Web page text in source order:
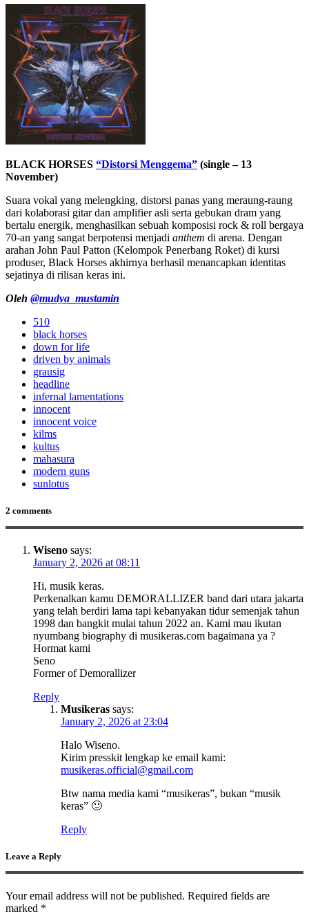
BLACK HORSES “Distorsi Menggema” (single – 13
November)
Suara vokal yang melengking, distorsi panas yang meraung-raung
dari kolaborasi gitar dan amplifier asli serta gebukan dram yang
bertalu energik, menghasilkan sebuah komposisi rock & roll bergaya
70-an yang sangat berpotensi menjadi anthem di arena. Dengan
arahan John Paul Patton (Kelompok Penerbang Roket) di kursi
produser, Black Horses akhirnya berhasil menancapkan identitas
sejatinya di rilisan keras ini.
Oleh @mudya_mustamin
510
black horses
down for life
driven by animals
grausig
headline
infernal lamentations
innocent
innocent voice
kilms
kultus
mahasura
modern guns
sunlotus
2 comments
Wiseno says:
January 2, 2026 at 08:11
Hi, musik keras.
Perkenalkan kamu DEMORALLIZER band dari utara jakarta
yang telah berdiri lama tapi kebanyakan tidur semenjak tahun
1998 dan bangkit mulai tahun 2022 an. Kami mau ikutan
nyumbang biography di musikeras.com bagaimana ya ?
Hormat kami
Seno
Former of Demorallizer
Reply
Musikeras says:
January 2, 2026 at 23:04
Halo Wiseno.
Kirim presskit lengkap ke email kami:
musikeras.official@gmail.com
Btw nama media kami “musikeras”, bukan “musik
keras” 🙂
Reply
Leave a Reply
Your email address will not be published. Required fields are
marked *